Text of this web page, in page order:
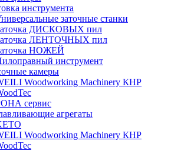
инструмента
заточные станки
ДИСКОВЫХ пил
ЛЕНТОЧНЫХ пил
НОЖЕЙ
инструмент
камеры
Woodworking Machinery КНР
сервис
агрегаты
Woodworking Machinery КНР